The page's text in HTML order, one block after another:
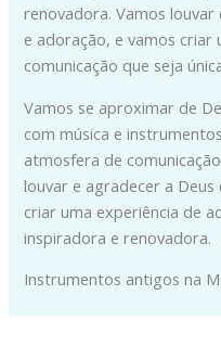
renovadora. Vamos
e adoração, e vamos criar
comunicação que seja
Vamos se aproximar de
com música e
atmosfera de
louvar e agradecer a
criar uma experiência de
inspiradora e renovadora.
Instrumentos antigos na